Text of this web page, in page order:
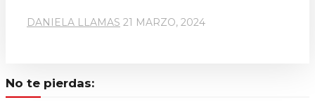
DANIELA LLAMAS 21 MARZO, 2024
No te pierdas: